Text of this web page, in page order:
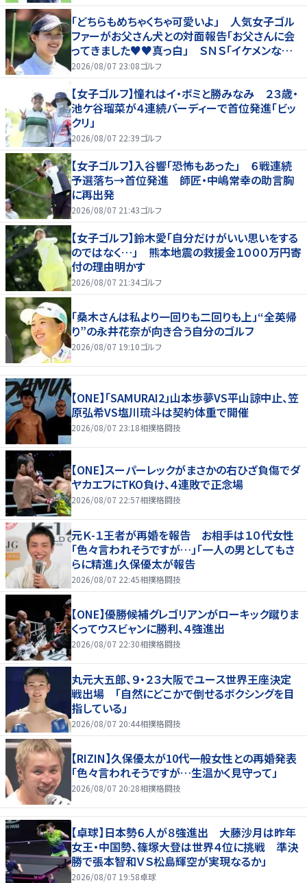
「どちらもめちゃくちゃ可愛いよ」 人気女子ゴル
ファーがお父さん犬との対面報告「お父さんに会
ってきました♥♥真っ白」 ＳＮＳ「イケメンなお
父さん」「白戸家入りするんですか？」
2026/08/07 23:08ゴルフ
【女子ゴルフ】憧れはイ・ボミと勝みなみ ２３歳・
池ケ谷瑠菜が４連続バーディーで首位発進「ビッ
クリ」
2026/08/07 22:39ゴルフ
【女子ゴルフ】入谷響「恐怖もあった」 ６戦連続
予選落ち→首位発進 師匠・中嶋常幸の助言胸
に再出発
2026/08/07 21:43ゴルフ
【女子ゴルフ】鈴木愛「自分だけがいい思いをする
のではなく…」 熊本地震の救援金１０００万円寄
付の理由明かす
2026/08/07 21:34ゴルフ
「桑木さんは私より一回りも二回りも上」“全英帰
り”の永井花奈が向き合う自分のゴルフ
2026/08/07 19:10ゴルフ
【ONE】「SAMURAI2」山本歩夢VS平山諒中止、笠
原弘希VS塩川琉斗は契約体重で開催
2026/08/07 23:18相撲格闘技
【ONE】スーパーレックがまさかの右ひざ負傷でダ
ヤカエフにTKO負け、４連敗で正念場
2026/08/07 22:57相撲格闘技
元Ｋ-１王者が再婚を報告 お相手は１０代女性
「色々言われそうですが…」「一人の男としてもさ
らに精進」久保優太が報告
2026/08/07 22:45相撲格闘技
【ONE】優勝候補グレゴリアンがローキック蹴りま
くってウスビャンに勝利、４強進出
2026/08/07 22:30相撲格闘技
丸元大五郎、９・２３大阪でユース世界王座決定
戦出場 「自然にどこかで倒せるボクシングを目
指している」
2026/08/07 20:44相撲格闘技
【RIZIN】久保優太が10代一般女性との再婚発表
「色々言われそうですが…生温かく見守って」
2026/08/07 20:28相撲格闘技
【卓球】日本勢６人が８強進出 大藤沙月は昨年
女王・中国勢、篠塚大登は世界４位に挑戦 準決
勝で張本智和ＶＳ松島輝空が実現なるか」
2026/08/07 19:58卓球